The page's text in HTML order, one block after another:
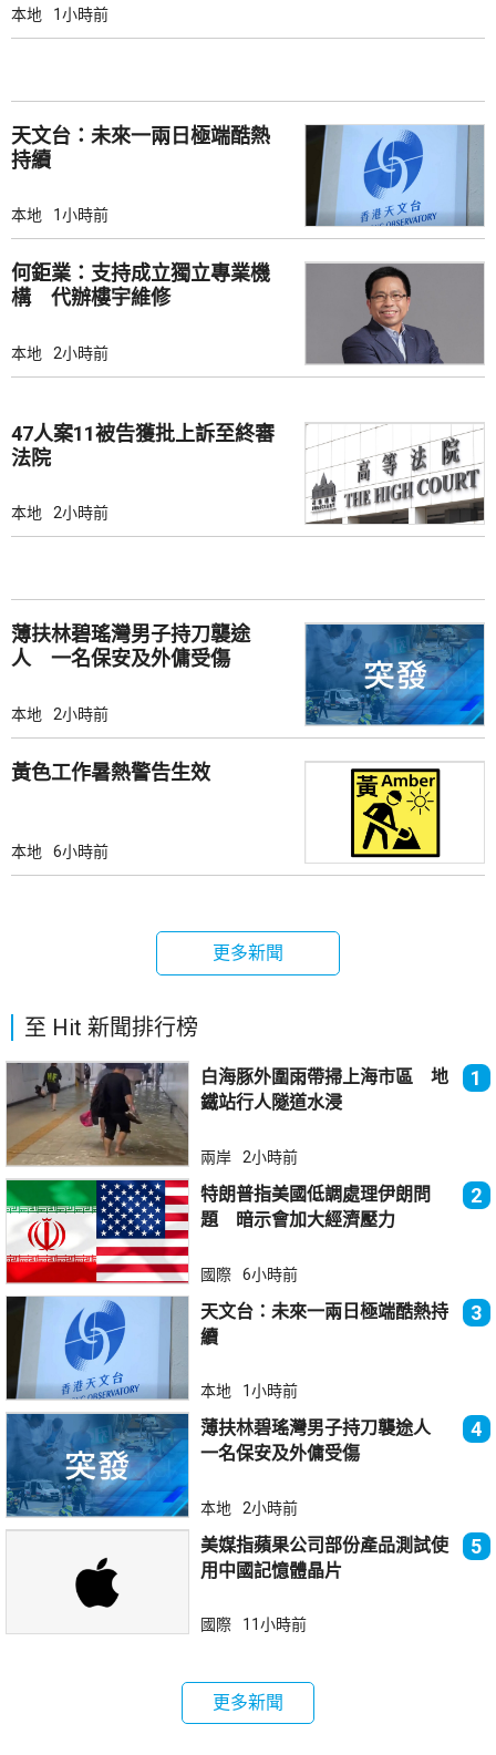
本地 1小時前
天文台：未來一兩日極端酷熱
持續
本地 1小時前
何鉅業：支持成立獨立專業機
構 代辦樓宇維修
本地 2小時前
47人案11被告獲批上訴至終審
法院
本地 2小時前
薄扶林碧瑤灣男子持刀襲途
人 一名保安及外傭受傷
本地 2小時前
黃色工作暑熱警告生效
本地 6小時前
更多新聞
至 Hit 新聞排行榜
白海豚外圍雨帶掃上海市區 地
鐵站行人隧道水浸
1
兩岸 2小時前
特朗普指美國低調處理伊朗問
題 暗示會加大經濟壓力
2
國際 6小時前
天文台：未來一兩日極端酷熱持
續
3
本地 1小時前
薄扶林碧瑤灣男子持刀襲途人
一名保安及外傭受傷
4
本地 2小時前
美媒指蘋果公司部份產品測試使
用中國記憶體晶片
5
國際 11小時前
更多新聞